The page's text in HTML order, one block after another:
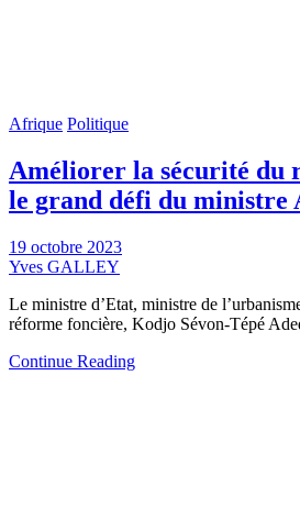
Afrique Politique
Améliorer la sécurité du
le grand défi du ministre
19 octobre 2023
Yves GALLEY
Le ministre d’Etat, ministre de
réforme foncière, Kodjo Sévon-Tépé
Continue Reading